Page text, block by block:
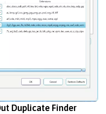
Duplicate Finder